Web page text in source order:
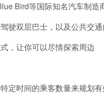
Bird等国际知名汽车制造
驶双层巴士，以及公共交通
，让你可以尽情探索周边
时间的乘客数量来规划